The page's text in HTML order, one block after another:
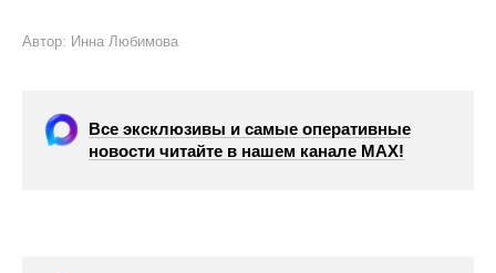
Автор: Инна Любимова
Все эксклюзивы и самые оперативные
новости читайте в нашем канале МАХ!